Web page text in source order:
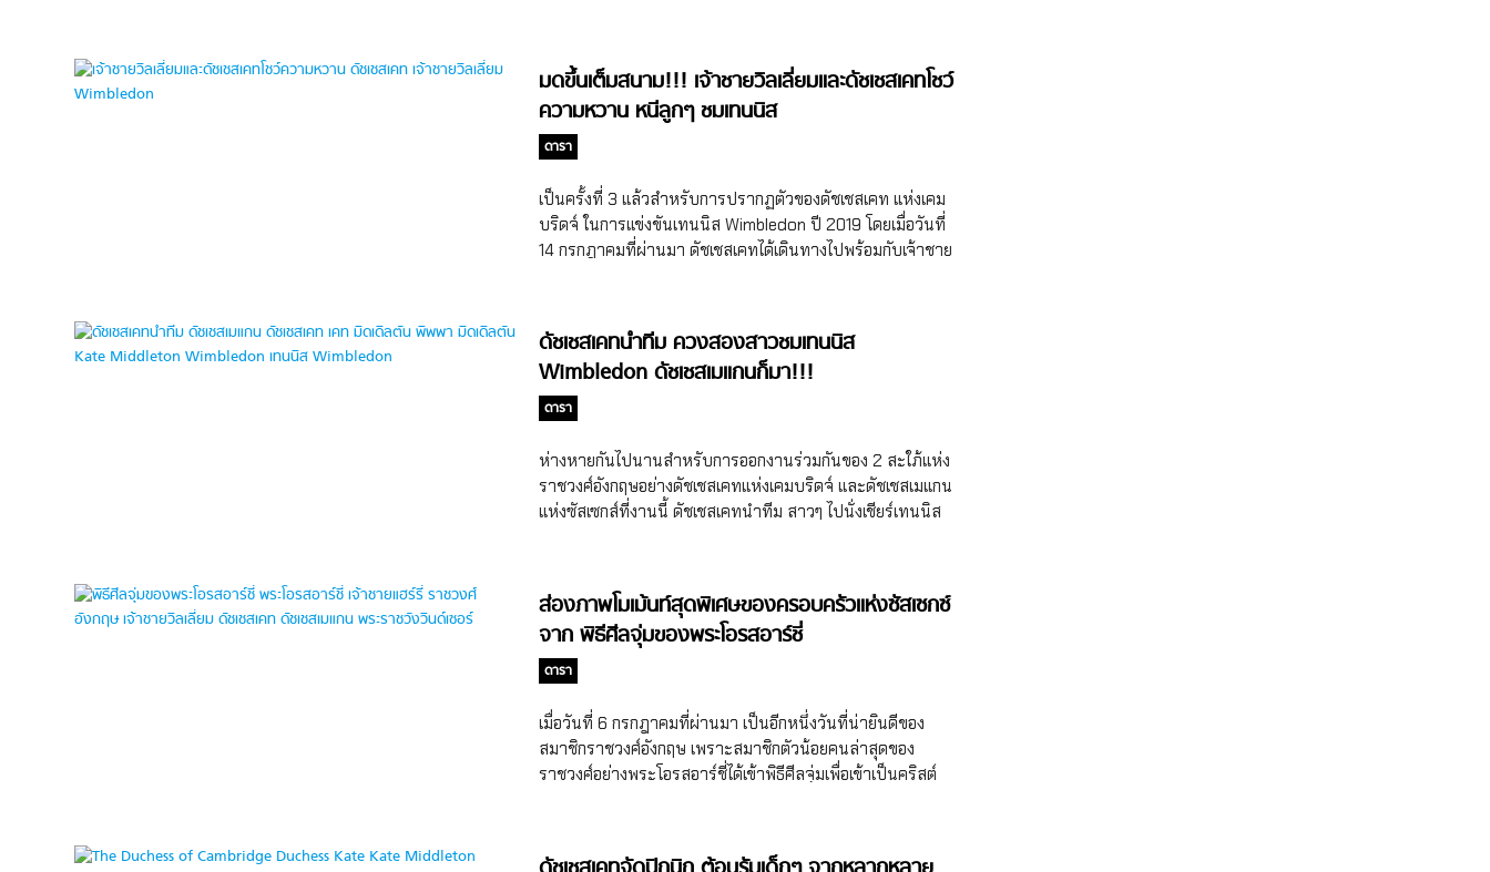
ม้า พร้อมลงแข่งขันอย่างเต็มที่ ซึ่งระหว่างการแข่งขันเจ้าชาย
จอร์จและเจ้าหญิงชาร์ลอตต์ก็เชียร์อยู่กับ แคโรล และไมเคิล มิด
เดิลตัน (Carole Middleton and Michael Middleton) คุณตา
กับคุณยายนั่นเอง โดยงานนี้เจ้าชายจอร์จทรงสวมหมวกกัปตัน
เรือสุดเท่อีกด้วย สำหรับการแข่งขันครั้งนี้มีเรือ 8 ลำซึ่งแต่ละลำ
เป็นตัวแทนขององค์กรการกุศลที่สมาชิกราชวงศ์อังกฤษอุปถัมภ์
อยู่ โดยมี 4 องค์กรที่ดัชเคทอุปถัมภ์เข้าร่วมการแข่งขันในครั้งนี้ก็
คือ Action on Addiction, Place2Be, the Anna Freud
Mustique ในทะเลเมดิเตอเรเนียนพร้อมฉลองวันคล้ายวัน
ประสูติของเจ้าชายจอร์จแห่งเคมบริดจ์ ที่ทรงมีพระชนมายุครบ
6 ปีไปเมื่อวันที่ 22 กรกฎาคม 2562 ซึ่งเกาะ Mustique เป็น
เกาะส่วนตัวที่ทุกคนที่จะขึ้นไปบนเกาะจะต้องผ่านการลง
ทะเบียนเพื่อยืนยันตัวตน ขึ้นชื่อเรื่องความปลอดภัยเป็นที่สุด ซึ่ง
เจ้าหญิงมาร์กาเรต เคาน์เตสแห่งสโนว์ดอน (Princess
Margaret) พระราชธิดาพระองค์เล็กในสมเด็จพระเจ้าจอร์จที่ 6
กับสมเด็จพระราชินีเอลิซาเบ็ธ และพระขนิษฐาในสมเด็จพระ
เกาะให้แก่เจ้าหญิงมากาเรตต์ ด้านควีนเอลิซาเบ็ธที่ 2 และเจ้า
ชายฟิลิป ดยุกแห่งเอดินเบอะระเองก็ทรงเคยเสด็จมาพำนัก ณ
เกาะแห่งนี้เช่นกันในปี 1966, 1977 และ […]
มดขึ้นเต็มสนาม!!! เจ้าชายวิลเลี่ยมและดัชเชสเคทโชว์
ความหวาน หนีลูกๆ ชมเทนนิส
ดารา
เป็นครั้งที่ 3 แล้วสำหรับการปรากฏตัวของดัชเชสเคท แห่งเคม
บริดจ์ ในการแข่งขันเทนนิส Wimbledon ปี 2019 โดยเมื่อวันที่
14 กรกฎาคมที่ผ่านมา ดัชเชสเคทได้เดินทางไปพร้อมกับเจ้าชาย
ดัชเชสเคทโชว์ความหวาน ซะจนมดแทบจะแห่มาเต็มสนามเลย
ค่ะคุณ วันที่ 14 กรกฎาคม 2562 ถือเป็นวันสุดท้ายของการ
แข่งขันเทนนิส Wimbledon ประจำปี 2019 ที่จัดขึ้นตั้งแต่วันที่ 1
กรกฎาคมที่ผ่านมา รวมทั้งสิ้นเป็นเวลา 13 วัน โดยเจ้าชายวิล
เลี่ยม และดัชเชสเคทได้เข้าชมในนัดชิงชนะเลิศประเภทชายเดี่ยว
ซึ่งเป็นการแข่งขันระหว่างโรเจอร์ เฟเดอร์เรอร์ (Roger
Federer) และ โนวัค ยอโควิช (Novak Djokovic) แชมป์เก่าของ
รายการและมือวางอันดับ 1 ของโลก งานนี้เจ้าชายวิลเลี่ยม และ
ดัชเชสเคทนำทีม ควงสองสาวชมเทนนิส
Wimbledon ดัชเชสเมแกนก็มา!!!
ดารา
ห่างหายกันไปนานสำหรับการออกงานร่วมกันของ 2 สะใภ้แห่ง
ราชวงศ์อังกฤษอย่างดัชเชสเคทแห่งเคมบริดจ์ และดัชเชสเมแกน
แห่งซัสเซกส์ที่งานนี้ ดัชเชสเคทนำทีม สาวๆ ไปนั่งเชียร์เทนนิส
ด้วย เมื่อวันที่ 13 กรกฎาคมที่ผ่านมา ดัชเชสเคทได้เดินทางไปชม
การแข่งขันเทนนิส Wimbledon ณ คอร์ทเทนนิสย่านวิมเบิลดัน
ในเมืองลอนดอน ประเทศอังกฤษ โดยมีดัชเชสเมแกนแห่งซัสเซกส์
และพิพพา มิดเดิลตัน (Pippa Middleton) น้องสาวขอ
งดัชเชสเคทเดินทางไปด้วย เป็นที่ทราบกันดีว่ากีฬาเทนนิสเป็น
กีฬาโปรดของดัชเชสเคท รวมถึงครอบครัวมิดเดิลตัน เพราะ
ตั้งแต่ก่อนเสกสมรสกับเจ้าชายวิลเลี่ยม เราก็มักจะเห็นดัชเชสเคท
และครอบครัวที่ริมคอร์ท Wimbledon เสมอ ซึ่งในปีนี้ครอบครัว
ส่องภาพโมเม้นท์สุดพิเศษของครอบครัวแห่งซัสเซกซ์
จาก พิธีศีลจุ่มของพระโอรสอาร์ชี่
ดารา
เมื่อวันที่ 6 กรกฎาคมที่ผ่านมา เป็นอีกหนึ่งวันที่น่ายินดีของ
สมาชิกราชวงศ์อังกฤษ เพราะสมาชิกตัวน้อยคนล่าสุดของ
ราชวงศ์อย่างพระโอรสอาร์ชี่ได้เข้าพิธีศีลจุ่มเพื่อเข้าเป็นคริสต์
ก็ได้เผยแพร่ภาพสุดอบอุ่นให้เราได้ชมกันผ่านอินสตาแกรม